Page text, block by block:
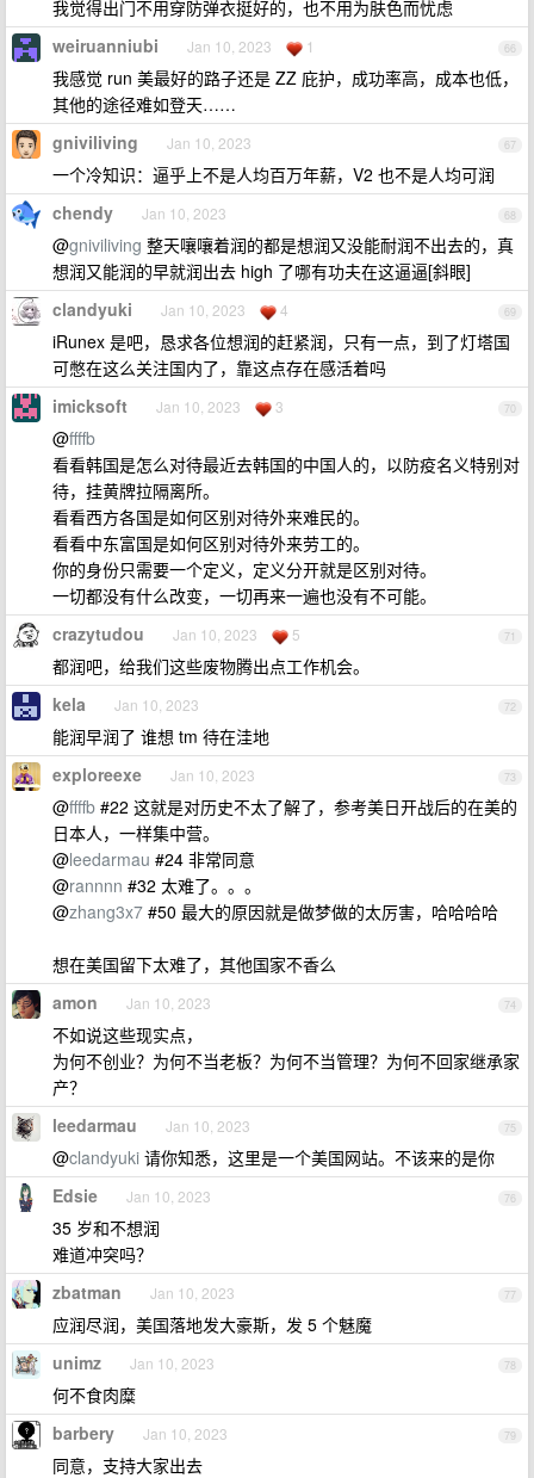
我觉得出门不用穿防弹衣挺好的，也不用为肤色而忧虑
66
weiruanniubi Jan 10, 2023 1
我感觉 run 美最好的路子还是 ZZ 庇护，成功率高，成本也低，
其他的途径难如登天……
67
gniviliving Jan 10, 2023
一个冷知识：逼乎上不是人均百万年薪，V2 也不是人均可润
68
chendy Jan 10, 2023
@gniviliving 整天嚷嚷着润的都是想润又没能耐润不出去的，真
想润又能润的早就润出去 high 了哪有功夫在这逼逼[斜眼]
69
clandyuki Jan 10, 2023 4
iRunex 是吧，恳求各位想润的赶紧润，只有一点，到了灯塔国
可憋在这么关注国内了，靠这点存在感活着吗
70
imicksoft Jan 10, 2023 3
@ffffb
看看韩国是怎么对待最近去韩国的中国人的，以防疫名义特别对
待，挂黄牌拉隔离所。
看看西方各国是如何区别对待外来难民的。
看看中东富国是如何区别对待外来劳工的。
你的身份只需要一个定义，定义分开就是区别对待。
一切都没有什么改变，一切再来一遍也没有不可能。
71
crazytudou Jan 10, 2023 5
都润吧，给我们这些废物腾出点工作机会。
72
kela Jan 10, 2023
能润早润了 谁想 tm 待在洼地
73
exploreexe Jan 10, 2023
@ffffb #22 这就是对历史不太了解了，参考美日开战后的在美的
日本人，一样集中营。
@leedarmau #24 非常同意
@rannnn #32 太难了。。。
@zhang3x7 #50 最大的原因就是做梦做的太厉害，哈哈哈哈
想在美国留下太难了，其他国家不香么
74
amon Jan 10, 2023
不如说这些现实点，
为何不创业？为何不当老板？为何不当管理？为何不回家继承家
产？
75
leedarmau Jan 10, 2023
@clandyuki 请你知悉，这里是一个美国网站。不该来的是你
76
Edsie Jan 10, 2023
35 岁和不想润
难道冲突吗？
77
zbatman Jan 10, 2023
应润尽润，美国落地发大豪斯，发 5 个魅魔
78
unimz Jan 10, 2023
何不食肉糜
79
barbery Jan 10, 2023
同意，支持大家出去